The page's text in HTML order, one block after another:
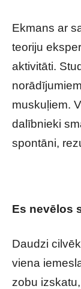
Ekmans ar
teoriju
aktivitāti.
muskuļiem.
dalībnieki
spontāni,
Es nevēlos
Daudzi
viena
zobu